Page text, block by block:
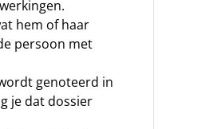
hem of haar
persoon met
genoteerd in
je dat dossier